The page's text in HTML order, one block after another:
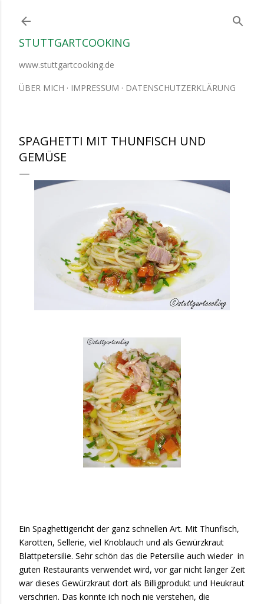
STUTTGARTCOOKING
www.stuttgartcooking.de
ÜBER MICH IMPRESSUM DATENSCHUTZERKLÄRUNG
SPAGHETTI MIT THUNFISCH UND
GEMÜSE
Ein Spaghettigericht der ganz schnellen Art. Mit Thunfisch,
Karotten, Sellerie, viel Knoblauch und als Gewürzkraut
Blattpetersilie. Sehr schön das die Petersilie auch wieder in
guten Restaurants verwendet wird, vor gar nicht langer Zeit
war dieses Gewürzkraut dort als Billigprodukt und Heukraut
verschrien. Das konnte ich noch nie verstehen, die